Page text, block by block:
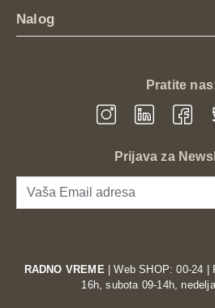
Nalog
Pratite
Prijava za
RADNO VREME| Web SHOP: 00-24 |
16h, subota 09-14h,